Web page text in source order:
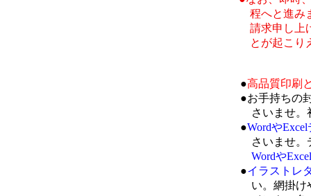
程へと進み
請求申し上
とが起こり
●高品質印刷
●お手持ちの
さいませ。
●Wordや
さいませ。
Wordや
●イラストレ
い。網掛け